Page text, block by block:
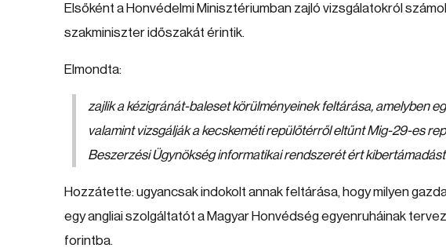
Elsőként a Honvédelmi Minisztériumban zajló vizsgálatokról
szakminiszter időszakát érintik.
Elmondta:
zajlik a kézigránát-baleset körülményeinek feltárása, amelyben
valamint vizsgálják a kecskeméti repülőtérről eltűnt Mig-29-es
Beszerzési Ügynökség informatikai rendszerét ért kibertámadást
Hozzátette: ugyancsak indokolt annak feltárása, hogy milyen
egy angliai szolgáltatót a Magyar Honvédség egyenruháinak
forintba.